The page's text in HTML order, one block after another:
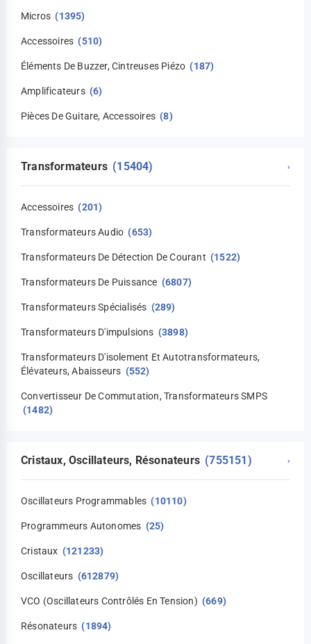
Micros (1395)
Accessoires (510)
Éléments De Buzzer, Cintreuses Piézo (187)
Amplificateurs (6)
Pièces De Guitare, Accessoires (8)
Transformateurs (15404) ›
Accessoires (201)
Transformateurs Audio (653)
Transformateurs De Détection De Courant (1522)
Transformateurs De Puissance (6807)
Transformateurs Spécialisés (289)
Transformateurs D'impulsions (3898)
Transformateurs D'isolement Et Autotransformateurs,
Élévateurs, Abaisseurs (552)
Convertisseur De Commutation, Transformateurs SMPS
(1482)
Cristaux, Oscillateurs, Résonateurs (755151) ›
Oscillateurs Programmables (10110)
Programmeurs Autonomes (25)
Cristaux (121233)
Oscillateurs (612879)
VCO (oscillateurs Contrôlés En Tension) (669)
Résonateurs (1894)